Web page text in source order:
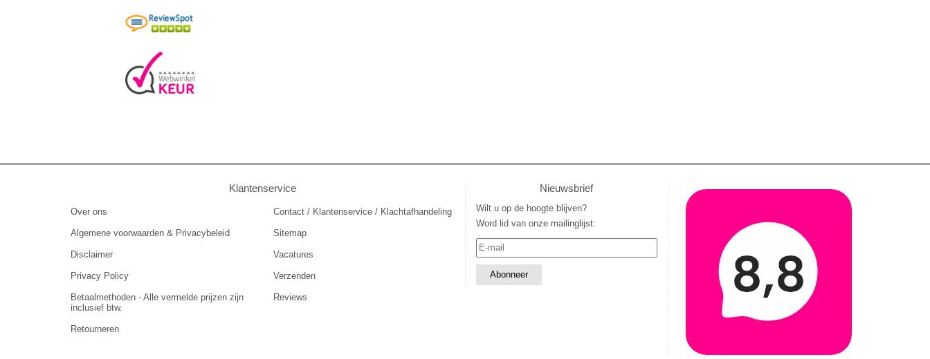
Klantenservice
Over ons
Algemene voorwaarden & Privacybeleid
Disclaimer
Privacy Policy
Betaalmethoden - Alle vermelde prijzen zijn
inclusief btw.
Retourneren
Contact / Klantenservice / Klachtafhandeling
Sitemap
Vacatures
Verzenden
Reviews
Nieuwsbrief
Wilt u op de hoogte blijven?
Word lid van onze mailinglijst: